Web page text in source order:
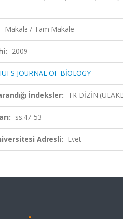
Makale / Tam Makale
2009
IUFS JOURNAL OF BİOLOGY
İndeksler: TR DİZİN
ss.47-53
Adresli: Evet